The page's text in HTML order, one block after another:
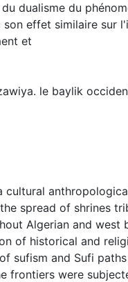
dualisme du
effet similaire sur
et
le baylik
cultural
spread of shrines
Algerian and west
of historical and
sufism and Sufi
frontiers were